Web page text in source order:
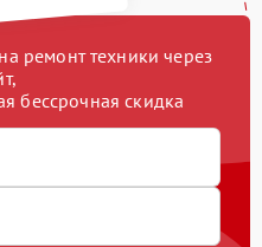
ремонт техники через
бессрочная скидка